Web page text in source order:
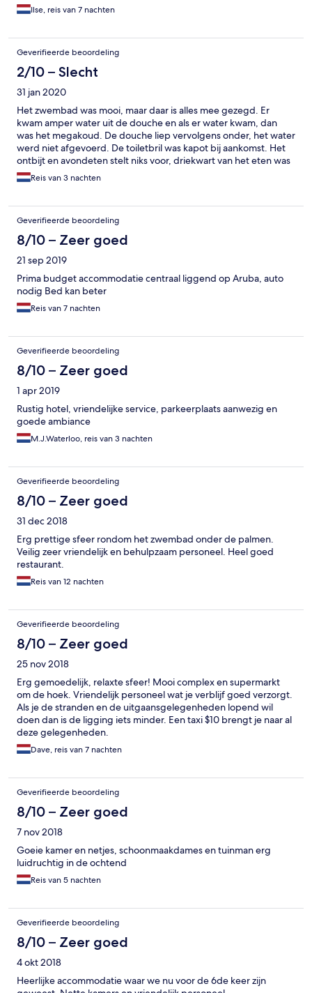
Ilse, reis van 7 nachten
Geverifieerde beoordeling
2/10 – Slecht
31 jan 2020
Het zwembad was mooi, maar daar is alles mee gezegd. Er
kwam amper water uit de douche en als er water kwam, dan
was het megakoud. De douche liep vervolgens onder, het water
werd niet afgevoerd. De toiletbril was kapot bij aankomst. Het
ontbijt en avondeten stelt niks voor, driekwart van het eten was
op en constant moest je vragen of ze bijv brood of koffie
konden aanvullen. Er werkte slechts 1 meisje in de bediening die
signaal was heel zwak, je kon beter buiten de deur het internet
op. Al met al, heel veel klachten waar het personeel ter plekke
helemaal niks mee kon. Voor het relatief ‘lage’ bedrag wat je
betaalt voor een acco in Aruba, verwacht zelfs nog iets van een
beetje meer kwaliteit. Nooit meer!
Reis van 3 nachten
Geverifieerde beoordeling
8/10 – Zeer goed
21 sep 2019
Prima budget accommodatie centraal liggend op Aruba, auto
nodig Bed kan beter
Reis van 7 nachten
Geverifieerde beoordeling
8/10 – Zeer goed
1 apr 2019
Rustig hotel, vriendelijke service, parkeerplaats aanwezig en
goede ambiance
M.J.Waterloo, reis van 3 nachten
Geverifieerde beoordeling
8/10 – Zeer goed
31 dec 2018
Erg prettige sfeer rondom het zwembad onder de palmen.
Veilig zeer vriendelijk en behulpzaam personeel. Heel goed
restaurant.
Reis van 12 nachten
Geverifieerde beoordeling
8/10 – Zeer goed
25 nov 2018
Erg gemoedelijk, relaxte sfeer! Mooi complex en supermarkt
om de hoek. Vriendelijk personeel wat je verblijf goed verzorgt.
Als je de stranden en de uitgaansgelegenheden lopend wil
doen dan is de ligging iets minder. Een taxi $10 brengt je naar al
deze gelegenheden.
Dave, reis van 7 nachten
Geverifieerde beoordeling
8/10 – Zeer goed
7 nov 2018
Goeie kamer en netjes, schoonmaakdames en tuinman erg
luidruchtig in de ochtend
Reis van 5 nachten
Geverifieerde beoordeling
8/10 – Zeer goed
4 okt 2018
Heerlijke accommodatie waar we nu voor de 6de keer zijn